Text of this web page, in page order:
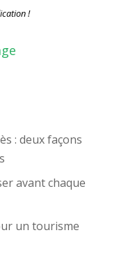
!
: deux façons
avant chaque
un tourisme